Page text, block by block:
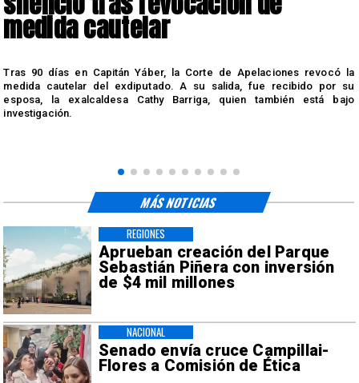
medida cautelar
Tras 90 días en Capitán Yáber, la Corte de Apelaciones revocó la
medida cautelar del exdiputado. A su salida, fue recibido por su
esposa, la exalcaldesa Cathy Barriga, quien también está bajo
investigación.
Aprueban creación del Parque
Sebastián Piñera con inversión
de $4 mil millones
REGIONES
Senado envía cruce Campillai-
Flores a Comisión de Ética
NACIONAL
MÁS NOTICIAS